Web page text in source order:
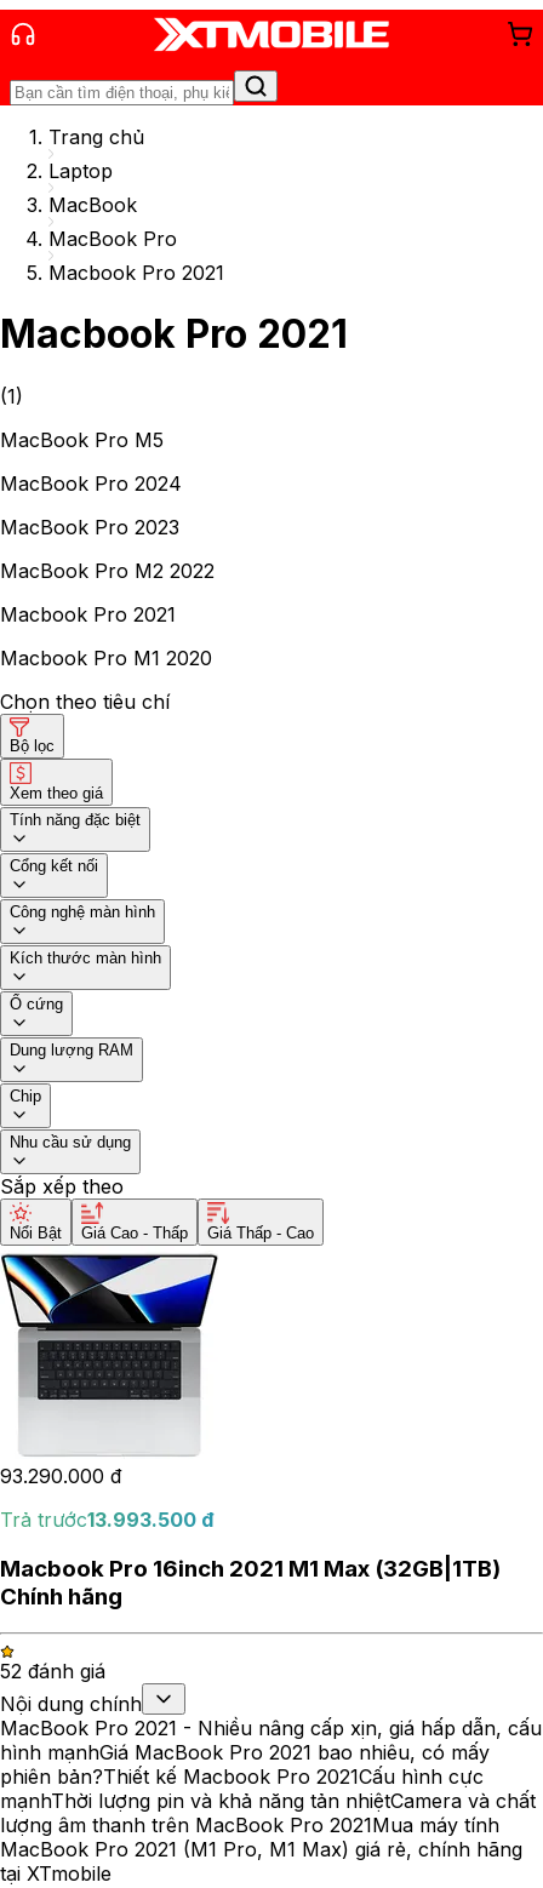
Trang chủ
Laptop
MacBook
MacBook Pro
Macbook Pro 2021
Macbook Pro 2021
(1)
MacBook Pro M5
MacBook Pro 2024
MacBook Pro 2023
MacBook Pro M2 2022
Macbook Pro 2021
Macbook Pro M1 2020
Chọn theo tiêu chí
Bộ lọc
Xem theo giá
Tính năng đặc biệt
Cổng kết nối
Công nghệ màn hình
Kích thước màn hình
Ổ cứng
Dung lượng RAM
Chip
Nhu cầu sử dụng
Sắp xếp theo
Nổi Bật Giá Cao - Thấp Giá Thấp - Cao
93.290.000 đ
Trả trước13.993.500 đ
Macbook Pro 16inch 2021 M1 Max (32GB|1TB)
Chính hãng
52 đánh giá
Nội dung chính
MacBook Pro 2021 - Nhiều nâng cấp xịn, giá hấp dẫn, cấu
hình mạnhGiá MacBook Pro 2021 bao nhiêu, có mấy
phiên bản?Thiết kế Macbook Pro 2021Cấu hình cực
mạnhThời lượng pin và khả năng tản nhiệtCamera và chất
lượng âm thanh trên MacBook Pro 2021Mua máy tính
MacBook Pro 2021 (M1 Pro, M1 Max) giá rẻ, chính hãng
tại XTmobile